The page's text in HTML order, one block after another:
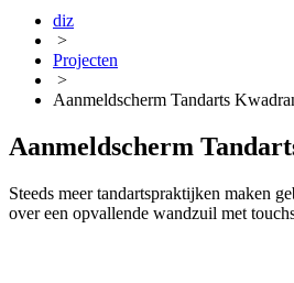
diz
>
Projecten
>
Aanmeldscherm Tandarts
Aanmeldscherm
Steeds meer tandartspraktijken maken
over een opvallende wandzuil met